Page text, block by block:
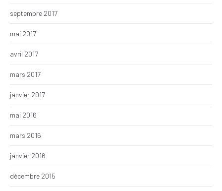
septembre 2017
mai 2017
avril 2017
mars 2017
janvier 2017
mai 2016
mars 2016
janvier 2016
décembre 2015